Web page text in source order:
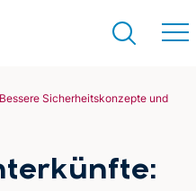
Sicherheitskonzepte und